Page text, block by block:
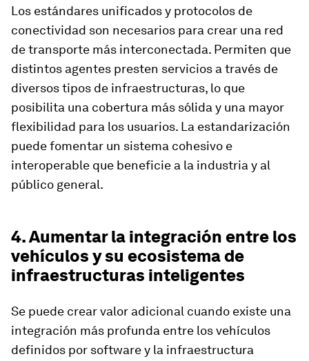
Los estándares unificados y protocolos de
conectividad son necesarios para crear una red
de transporte más interconectada. Permiten que
distintos agentes presten servicios a través de
diversos tipos de infraestructuras, lo que
posibilita una cobertura más sólida y una mayor
flexibilidad para los usuarios. La estandarización
puede fomentar un sistema cohesivo e
interoperable que beneficie a la industria y al
público general.
4. Aumentar la integración entre los
vehículos y su ecosistema de
infraestructuras inteligentes
Se puede crear valor adicional cuando existe una
integración más profunda entre los vehículos
definidos por software y la infraestructura